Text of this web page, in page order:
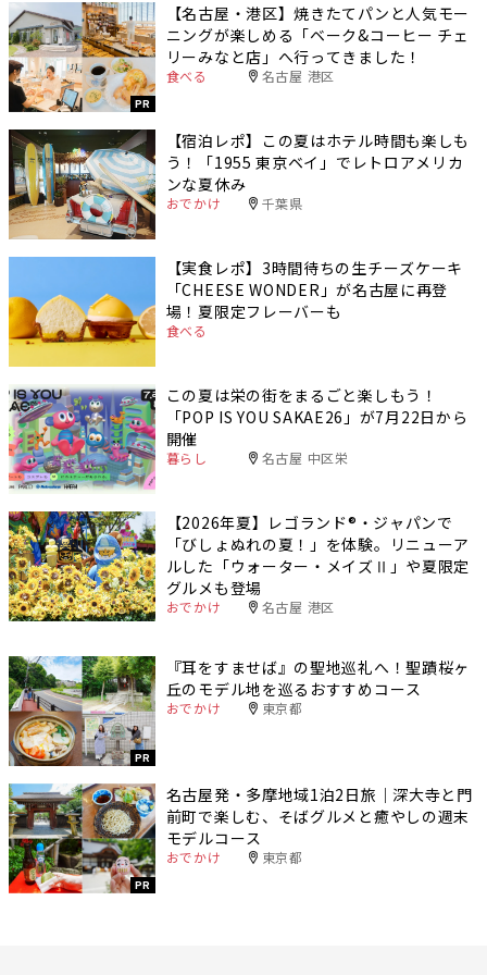
PR
【名古屋・港区】焼きたてパンと人気モー
ニングが楽しめる「ベーク&コーヒー チェ
リーみなと店」へ行ってきました！
食べる 名古屋 港区
【宿泊レポ】この夏はホテル時間も楽しも
う！「1955 東京ベイ」でレトロアメリカ
ンな夏休み
おでかけ 千葉県
【実食レポ】3時間待ちの生チーズケーキ
「CHEESE WONDER」が名古屋に再登
場！夏限定フレーバーも
食べる
この夏は栄の街をまるごと楽しもう！
「POP IS YOU SAKAE26」が7月22日から
開催
暮らし 名古屋 中区栄
【2026年夏】レゴランド®・ジャパンで
「びしょぬれの夏！」を体験。リニューア
ルした「ウォーター・メイズⅡ」や夏限定
グルメも登場
おでかけ 名古屋 港区
PR
『耳をすませば』の聖地巡礼へ！聖蹟桜ヶ
丘のモデル地を巡るおすすめコース
おでかけ 東京都
PR
名古屋発・多摩地域1泊2日旅｜深大寺と門
前町で楽しむ、そばグルメと癒やしの週末
モデルコース
おでかけ 東京都